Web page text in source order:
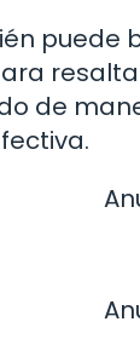
puede
de